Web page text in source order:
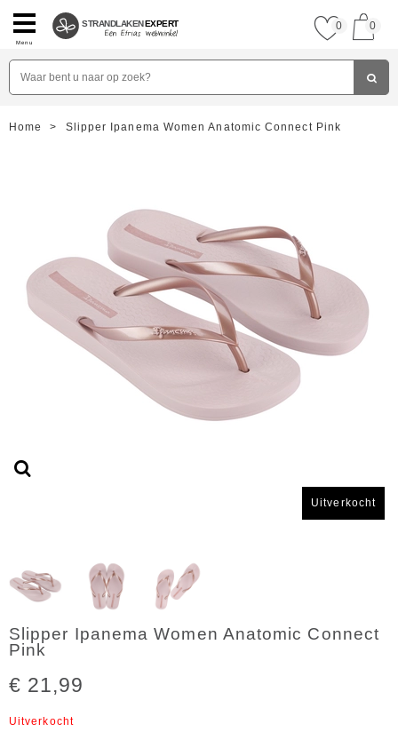
Menu
STRANDLAKENEXPERT 0 0
Home > Slipper Ipanema Women Anatomic Connect Pink
Uitverkocht
Slipper Ipanema Women Anatomic Connect
Pink
€ 21,99
Uitverkocht